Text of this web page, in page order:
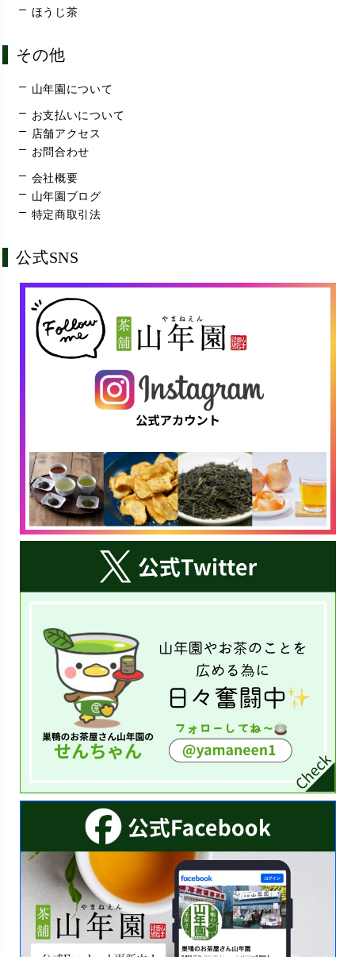
ほうじ茶
その他
山年園について
お支払いについて
店舗アクセス
お問合わせ
会社概要
山年園ブログ
特定商取引法
公式SNS